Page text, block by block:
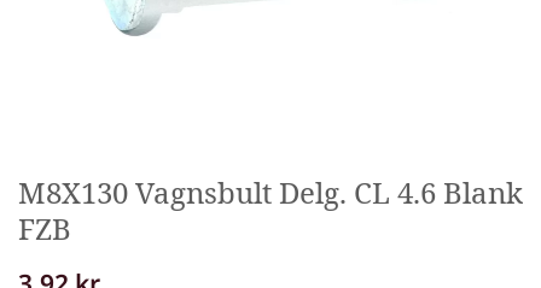
M8X130 Vagnsbult Delg. CL 4.6 Blank
FZB